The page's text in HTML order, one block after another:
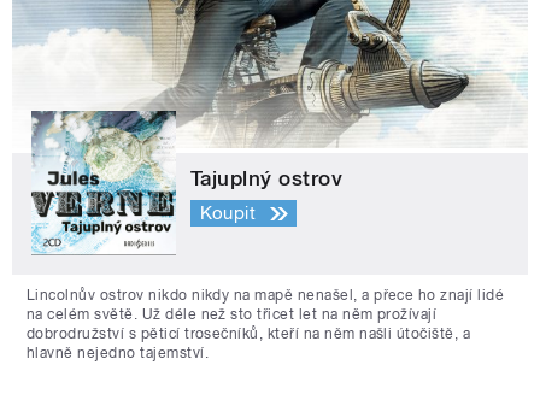
Tajuplný ostrov
Koupit
Lincolnův ostrov nikdo nikdy na mapě nenašel, a přece ho znají lidé
na celém světě. Už déle než sto třicet let na něm prožívají
dobrodružství s pěticí trosečníků, kteří na něm našli útočiště, a
hlavně nejedno tajemství.